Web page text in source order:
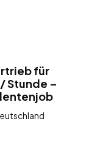
für
Stunde –